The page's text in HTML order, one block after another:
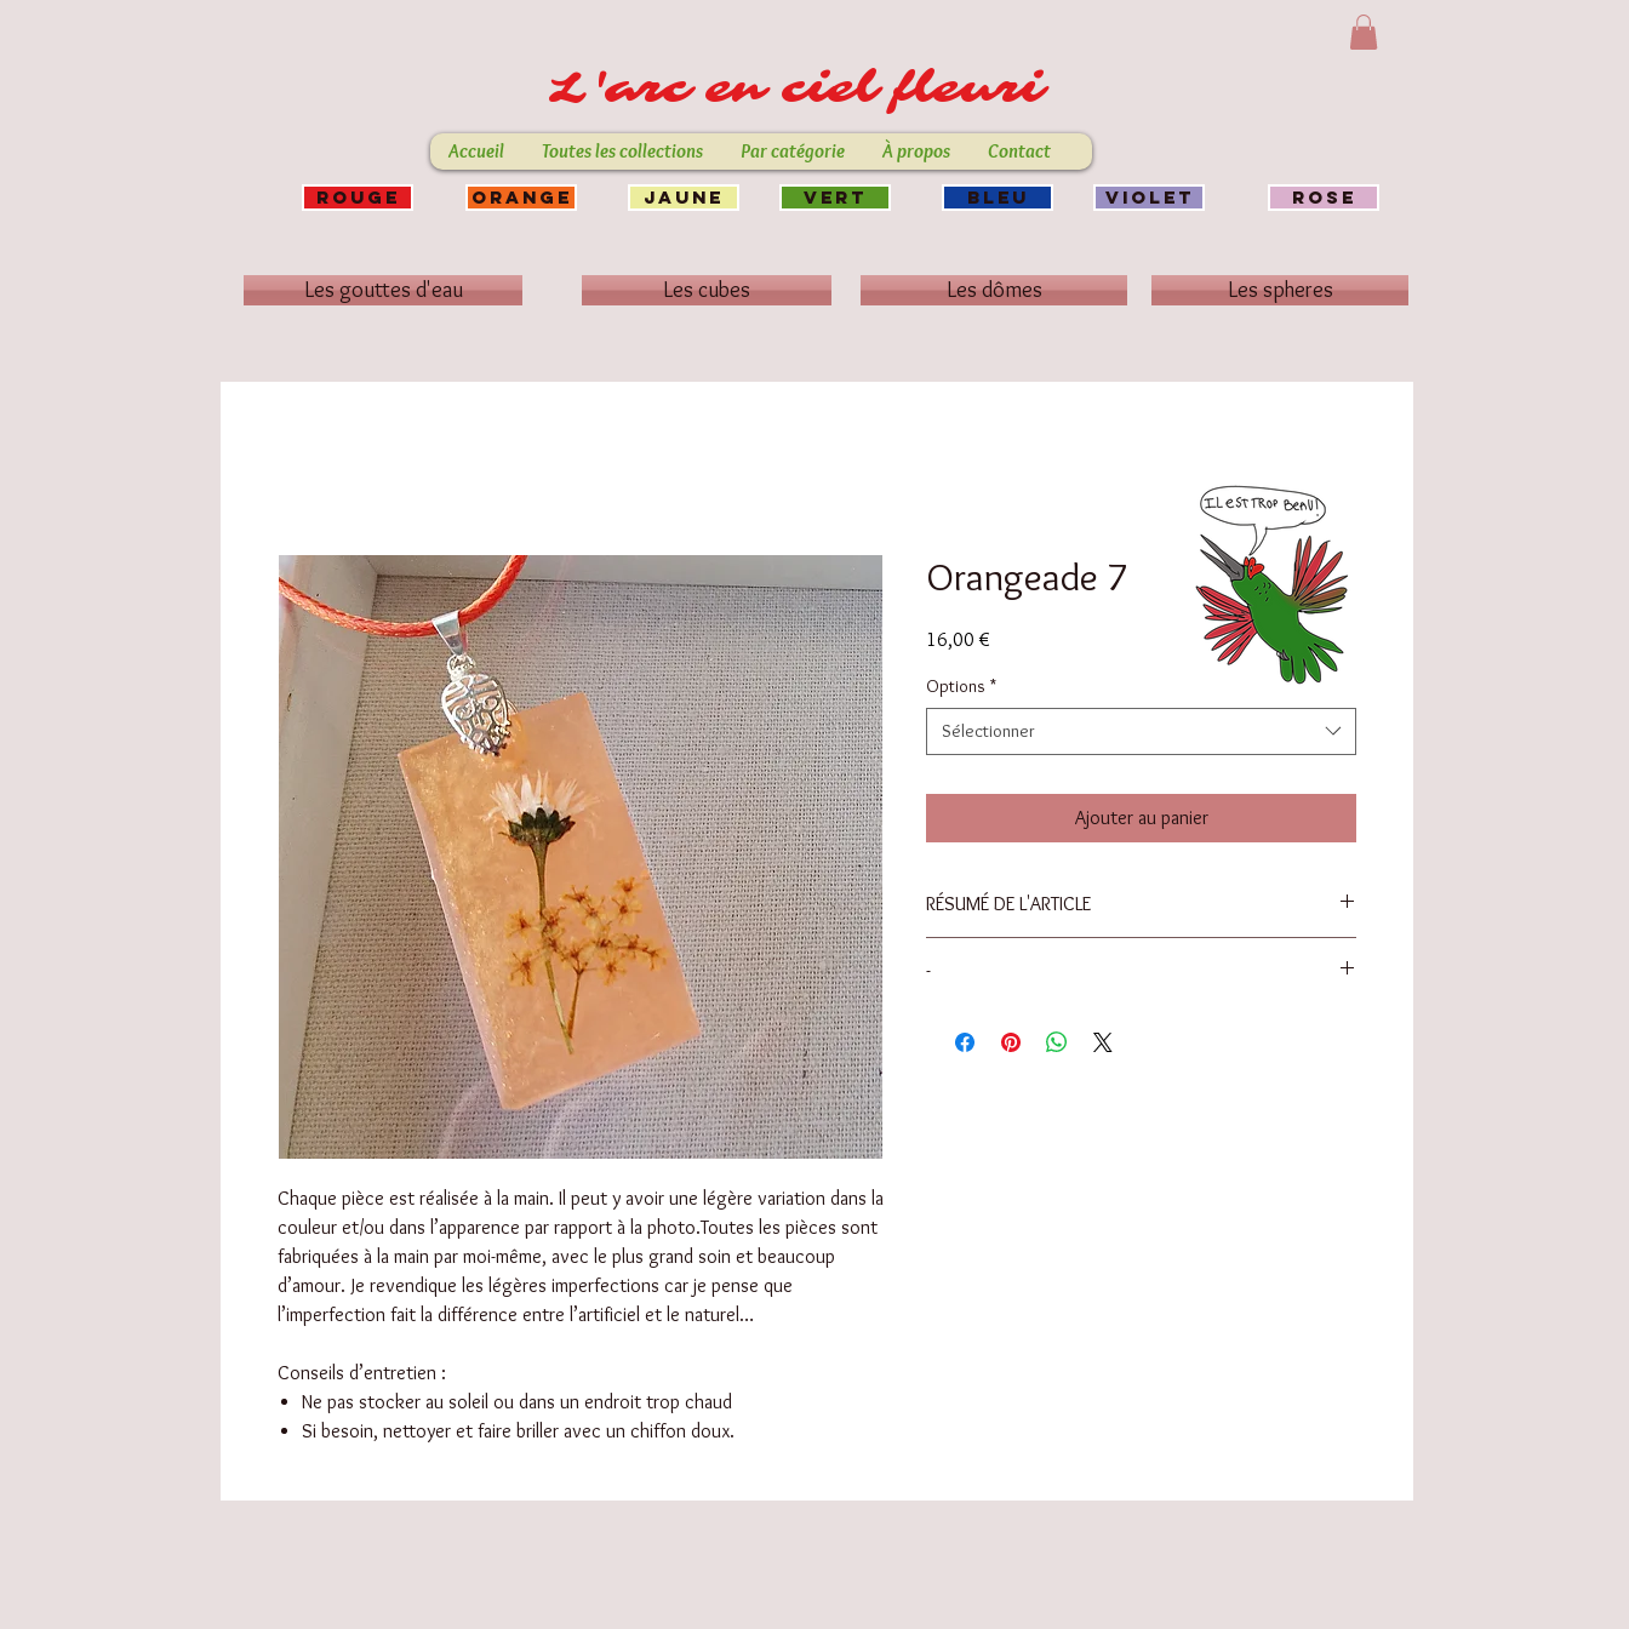
L'arc en ciel fleuri
Accueil Toutes les collections Par catégorie À propos
Contact
ROUGE
ORANGE
Les gouttes d'eau
JAUNE VERT BLEU VIOLET ROSE
Les cubes Les dômes Les spheres
Chaque pièce est réalisée à la main. Il peut y avoir une légère variation dans la
couleur et/ou dans l’apparence par rapport à la photo.Toutes les pièces sont
fabriquées à la main par moi-même, avec le plus grand soin et beaucoup
d’amour. Je revendique les légères imperfections car je pense que
l’imperfection fait la différence entre l’artificiel et le naturel…
Conseils d’entretien :
Ne pas stocker au soleil ou dans un endroit trop chaud
Si besoin, nettoyer et faire briller avec un chiffon doux.
Orangeade 7
16,00 €
Options *
Sélectionner
Ajouter au panier
RÉSUMÉ DE L'ARTICLE
-